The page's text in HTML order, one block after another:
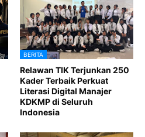
BERITA
Relawan TIK Terjunkan 250
Kader Terbaik Perkuat
Literasi Digital Manajer
KDKMP di Seluruh
Indonesia